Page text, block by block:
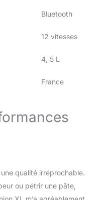
ajoutées chaque
vos listes de cours
gratuite
mon frigo » vous
vos déchets
à un design
lave-vaisselle
à ranger ROBOT
Bluetooth
12 vitesses
4, 5 L
France
qualité irréprochable.
ou pétrir une pâte,